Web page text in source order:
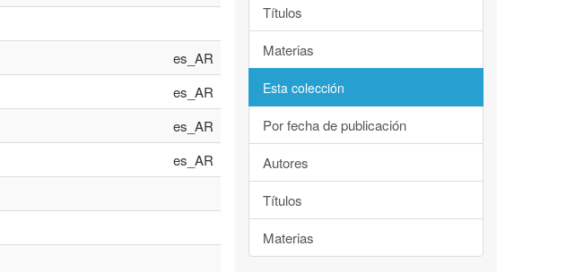
es_AR
es_AR
es_AR
es_AR
Títulos
Materias
Esta colección
Por fecha de publicación
Autores
Títulos
Materias